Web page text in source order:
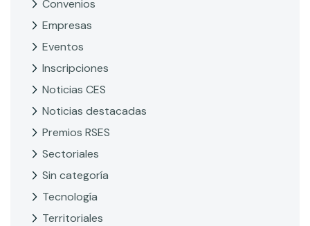
Convenios
Empresas
Eventos
Inscripciones
Noticias CES
Noticias destacadas
Premios RSES
Sectoriales
Sin categoría
Tecnología
Territoriales